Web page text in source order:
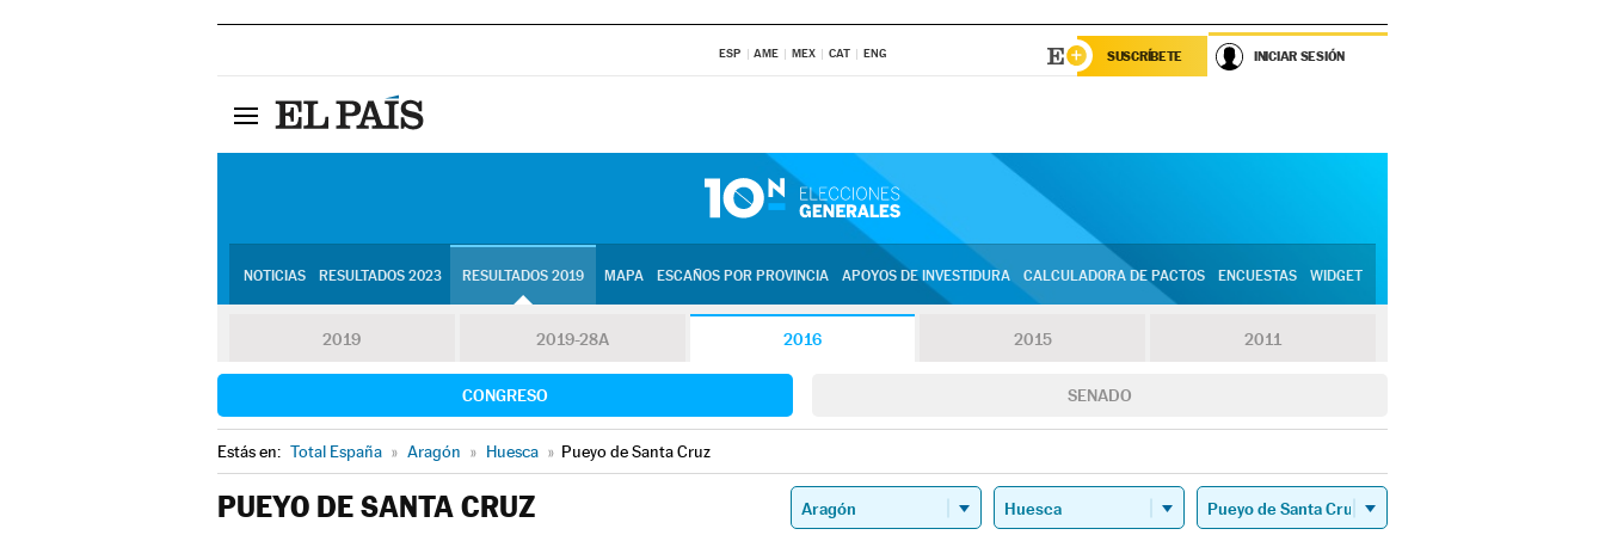
ESP AME MEX CAT ENG SUSCRÍBETE INICIAR SESIÓN
NOTICIAS RESULTADOS 2023 RESULTADOS 2019 MAPA ESCAÑOS POR PROVINCIA APOYOS DE INVESTIDURA CALCULADORA DE PACTOS ENCUESTAS WIDGET
2019 2019-28A 2016 2015 2011
CONGRESO SENADO
Estás en: Total España » Aragón » Huesca » Pueyo de Santa Cruz
PUEYO DE SANTA CRUZ